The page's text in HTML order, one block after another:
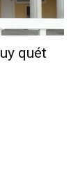
quét